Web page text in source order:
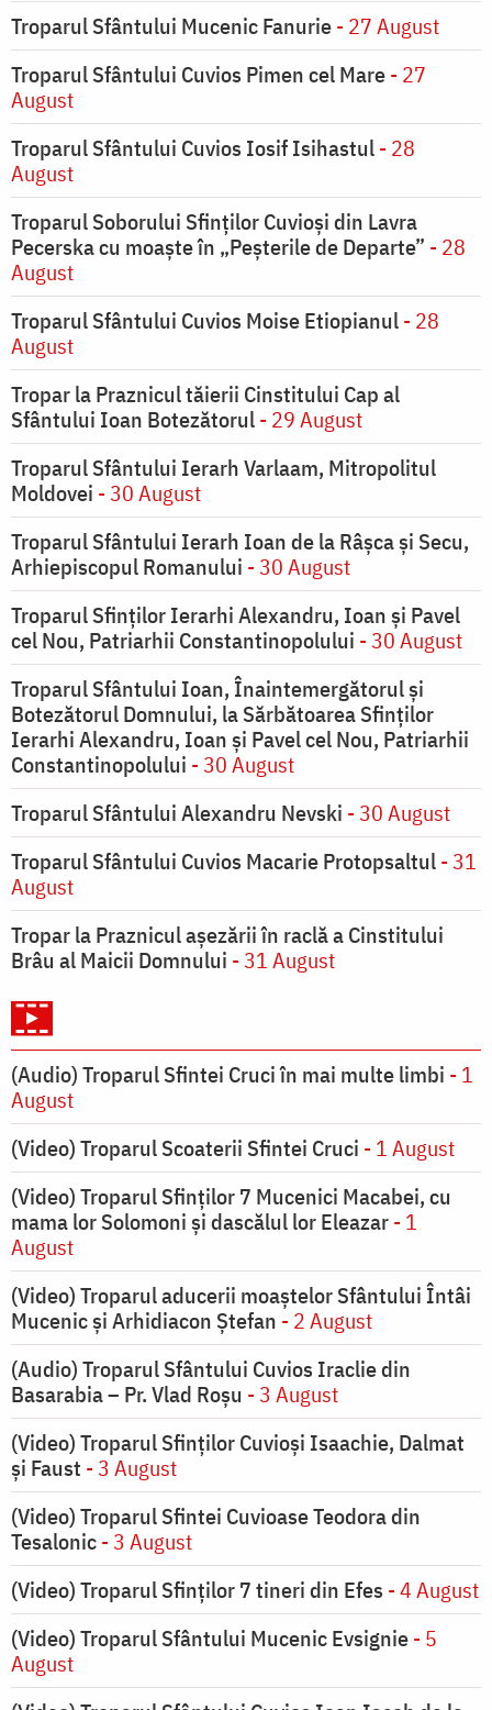
Troparul Sfântului Mucenic Fanurie- 27 August
Troparul Sfântului Cuvios Pimen cel Mare- 27
August
Troparul Sfântului Cuvios Iosif Isihastul- 28
August
Troparul Soborului Sfinților Cuvioși din Lavra
Pecerska cu moaște în „Peșterile de Departe” - 28
August
Troparul Sfântului Cuvios Moise Etiopianul- 28
August
Tropar la Praznicul tăierii Cinstitului Cap al
Sfântului Ioan Botezătorul- 29 August
Troparul Sfântului Ierarh Varlaam, Mitropolitul
Moldovei - 30 August
Troparul Sfântului Ierarh Ioan de la Râşca şi Secu,
Arhiepiscopul Romanului - 30 August
Troparul Sfinţilor Ierarhi Alexandru, Ioan şi Pavel
cel Nou, Patriarhii Constantinopolului - 30 August
Troparul Sfântului Ioan, Înaintemergătorul şi
Botezătorul Domnului, la Sărbătoarea Sfinţilor
Ierarhi Alexandru, Ioan şi Pavel cel Nou, Patriarhii
Constantinopolului - 30 August
Troparul Sfântului Alexandru Nevski - 30 August
Troparul Sfântului Cuvios Macarie Protopsaltul- 31
August
Tropar la Praznicul aşezării în raclă a Cinstitului
Brâu al Maicii Domnului - 31 August
(Audio) Troparul Sfintei Cruci în mai multe limbi - 1
August
(Video) Troparul Scoaterii Sfintei Cruci - 1 August
(Video) Troparul Sfinților 7 Mucenici Macabei, cu
mama lor Solomoni și dascălul lor Eleazar- 1
August
(Video) Troparul aducerii moaștelor Sfântului Întâi
Mucenic și Arhidiacon Ștefan - 2 August
(Audio) Troparul Sfântului Cuvios Iraclie din
Basarabia – Pr. Vlad Roșu - 3 August
(Video) Troparul Sfinților Cuvioși Isaachie, Dalmat
și Faust - 3 August
(Video) Troparul Sfintei Cuvioase Teodora din
Tesalonic- 3 August
(Video) Troparul Sfinților 7 tineri din Efes - 4 August
(Video) Troparul Sfântului Mucenic Evsignie- 5
August